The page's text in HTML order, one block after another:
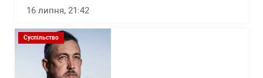
16 липня, 21:42
Суспільство